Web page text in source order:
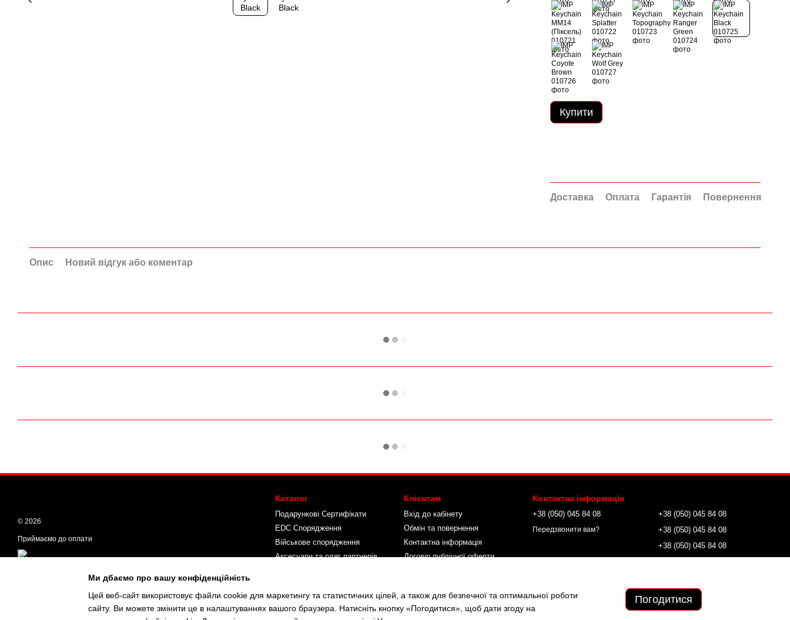
Купити
Доставка Оплата Гарантія Повернення
Опис Новий відгук або коментар
© 2026
Приймаємо до оплати
Каталог
Подарункові Сертифікати
EDC Спорядження
Військове спорядження
Аксесуари та одяг партнерів
Клієнтам
Вхід до кабінету
Обмін та повернення
Контактна інформація
Договір публічної оферти
Контактна інформація
+38 (050) 045 84 08
Передзвонити вам?
+38 (050) 045 84 08
+38 (050) 045 84 08
+38 (050) 045 84 08
Ми дбаємо про вашу конфіденційність
Цей веб-сайт використовує файли cookie для маркетингу та статистичних цілей, а також для безпечної та оптимальної роботи
сайту. Ви можете змінити це в налаштуваннях вашого браузера. Натисніть кнопку «Погодитися», щоб дати згоду на
Погодитися